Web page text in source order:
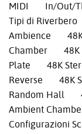
MIDI In/Out/
Tipi di Riverbero
Ambience 48K
Chamber 48K
Plate 48K
Reverse 48K
Random Hall
Ambient
Configurazioni